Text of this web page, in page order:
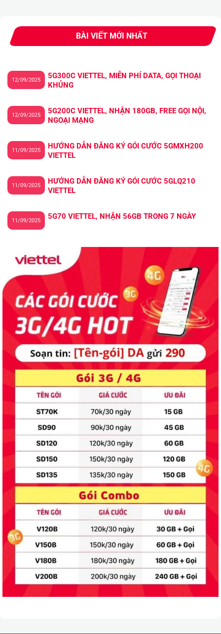
BÀI VIẾT MỚI NHẤT
5G300C VIETTEL, MIỄN PHÍ DATA, GỌI THOẠI
KHỦNG
12/09/2025
5G200C VIETTEL, NHẬN 180GB, FREE GỌI NỘI,
NGOẠI MẠNG
12/09/2025
HƯỚNG DẪN ĐĂNG KÝ GÓI CƯỚC 5GMXH200
VIETTEL
11/09/2025
HƯỚNG DẪN ĐĂNG KÝ GÓI CƯỚC 5GLQ210
VIETTEL
11/09/2025
5G70 VIETTEL, NHẬN 56GB TRONG 7 NGÀY
11/09/2025